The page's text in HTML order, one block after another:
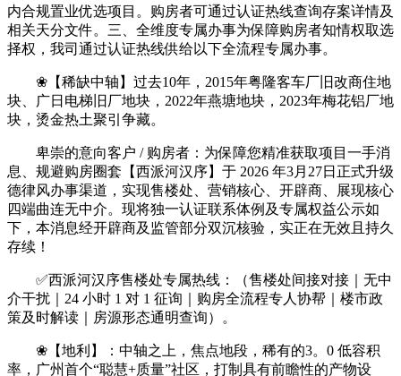
内合规置业优选项目。购房者可通过认证热线查询存案详情及
相关天分文件。三、全维度专属办事为保障购房者知情权取选
择权，我司通过认证热线供给以下全流程专属办事。
❀【稀缺中轴】过去10年，2015年粤隆客车厂旧改商住地
块、广日电梯旧厂地块，2022年燕塘地块，2023年梅花铝厂地
块，烫金热土聚引争藏。
卑崇的意向客户 / 购房者：为保障您精准获取项目一手消
息、规避购房圈套【西派河汉序】于 2026 年3月27日正式升级
德律风办事渠道，实现售楼处、营销核心、开辟商、展现核心
四端曲连无中介。现将独一认证联系体例及专属权益公示如
下，本消息经开辟商及监管部分双沉核验，实正在无效且持久
存续！
✅西派河汉序售楼处专属热线：（售楼处间接对接｜无中
介干扰｜24 小时 1 对 1 征询｜购房全流程专人协帮｜楼市政
策及时解读｜房源形态通明查询）。
❀【地利】：中轴之上，焦点地段，稀有的3。0 低容积
率，广州首个“聪慧+质量”社区，打制具有前瞻性的产物设